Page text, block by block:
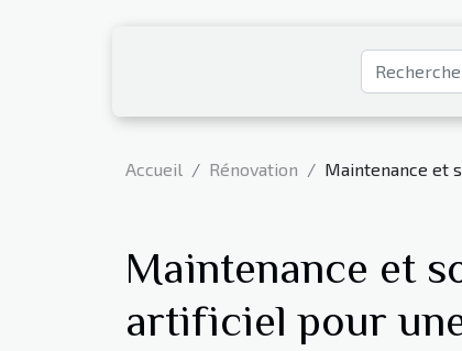
Accueil Rénovation Maintenance et
Maintenance et
artificiel pour